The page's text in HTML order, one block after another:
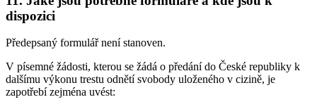
dispozici
Předepsaný formulář není stanoven.
V písemné žádosti, kterou se žádá o předání do České republiky k
dalšímu výkonu trestu odnětí svobody uloženého v cizině, je
zapotřebí zejména uvést: